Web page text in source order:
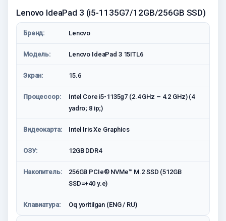
Lenovo IdeaPad 3 (i5-1135G7/12GB/256GB SSD)
Бренд: Lenovo
Модель: Lenovo IdeaPad 3 15ITL6
Экран: 15.6
Процессор:
Intel Core i5-1135g7 (2.4 GHz – 4.2 GHz) (4
yadro; 8 ip;)
Видеокарта: Intel Iris Xe Graphics
ОЗУ: 12GB DDR4
Накопитель:
256GB PCIe® NVMe™ M.2 SSD (512GB
SSD=+40 у.е)
Клавиатура: Oq yoritilgan (ENG / RU)